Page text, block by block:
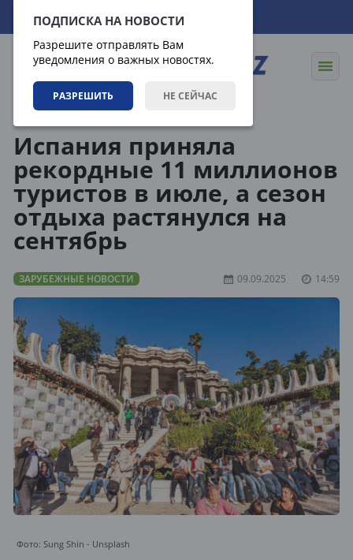
ПОДПИСКА НА НОВОСТИ
Разрешите отправлять Вам
уведомления о важных новостях.
РАЗРЕШИТЬ НЕ СЕЙЧАС
06.08.2026 23:20:51
Испания приняла
рекордные 11 миллионов
туристов в июле, а сезон
отдыха растянулся на
сентябрь
ЗАРУБЕЖНЫЕ НОВОСТИ 09.09.2025 14:59
Фото: Sung Shin - Unsplash